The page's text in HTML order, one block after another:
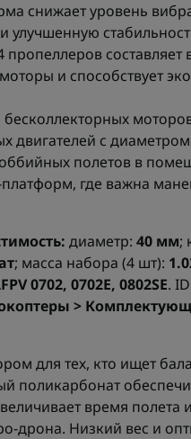
снижает уровень
составляет
и способствует
двигателей с
полетов в
где важна
диаметр: 40 мм;
; масса набора (4 шт):
0702, 0702E, 0802SE.
>
для тех, кто ищет
время полета
дрона. Низкий вес и